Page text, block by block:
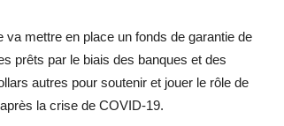
va mettre en place un fonds de garantie de
prêts par le biais des banques et des
autres pour soutenir et jouer le rôle de
la crise de COVID-19.